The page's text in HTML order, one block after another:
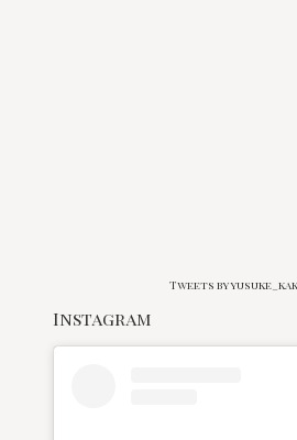
Tweets by
Instagram